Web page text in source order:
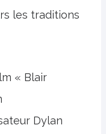
les traditions
« Blair
Dylan